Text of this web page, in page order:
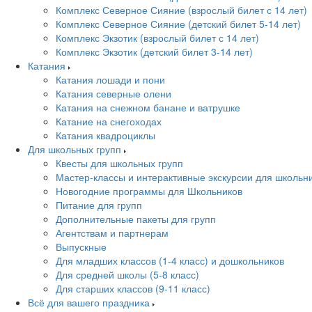
Комплекс Северное Сияние (взрослый билет с 14 лет)
Комплекс Северное Сияние (детский билет 5-14 лет)
Комплекс Экзотик (взрослый билет с 14 лет)
Комплекс Экзотик (детский билет 3-14 лет)
Катания
Катания лошади и пони
Катания северные олени
Катания на снежном банане и ватрушке
Катание на снегоходах
Катания квадроциклы
Для школьных групп
Квесты для школьных групп
Мастер-классы и интерактивные экскурсии для
Новогодние программы для Школьников
Питание для групп
Дополнительные пакеты для групп
Агентствам и партнерам
Выпускные
Для младших классов (1-4 класс) и дошкольников
Для средней школы (5-8 класс)
Для старших классов (9-11 класс)
Всё для вашего праздника